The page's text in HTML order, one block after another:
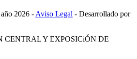
2026 - Aviso Legal - Desarrollado por
CENTRAL Y EXPOSICiÓN DE